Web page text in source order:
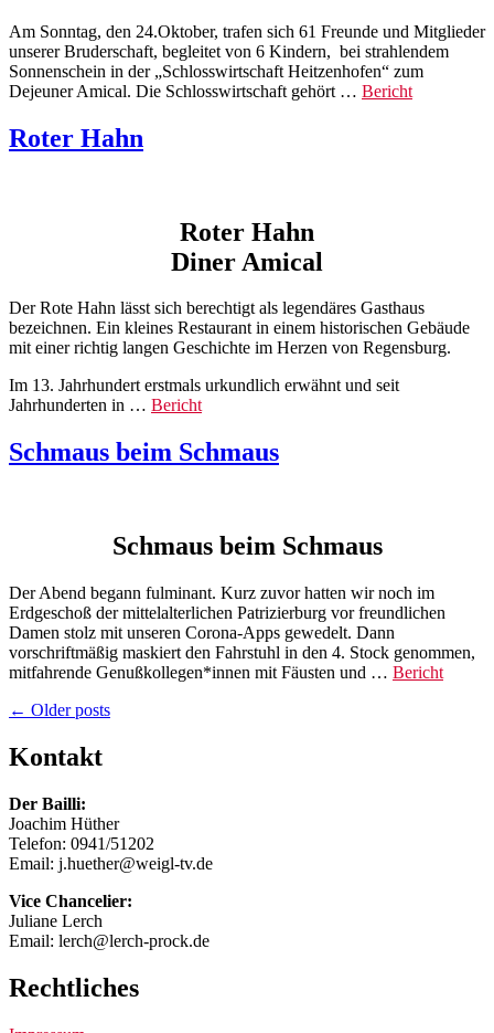
Am Sonntag, den 24.Oktober, trafen sich 61 Freunde und Mitglieder
unserer Bruderschaft, begleitet von 6 Kindern, bei strahlendem
Sonnenschein in der „Schlosswirtschaft Heitzenhofen“ zum
Dejeuner Amical. Die Schlosswirtschaft gehört … Bericht
Roter Hahn
Roter Hahn
Diner Amical
Der Rote Hahn lässt sich berechtigt als legendäres Gasthaus
bezeichnen. Ein kleines Restaurant in einem historischen Gebäude
mit einer richtig langen Geschichte im Herzen von Regensburg.
Im 13. Jahrhundert erstmals urkundlich erwähnt und seit
Jahrhunderten in … Bericht
Schmaus beim Schmaus
Schmaus beim Schmaus
Der Abend begann fulminant. Kurz zuvor hatten wir noch im
Erdgeschoß der mittelalterlichen Patrizierburg vor freundlichen
Damen stolz mit unseren Corona-Apps gewedelt. Dann
vorschriftmäßig maskiert den Fahrstuhl in den 4. Stock genommen,
mitfahrende Genußkollegen*innen mit Fäusten und … Bericht
Posts
navigation
← Older posts
Kontakt
Der Bailli:
Joachim Hüther
Telefon: 0941/51202
Email: j.huether@weigl-tv.de
Vice Chancelier:
Juliane Lerch
Email: lerch@lerch-prock.de
Rechtliches